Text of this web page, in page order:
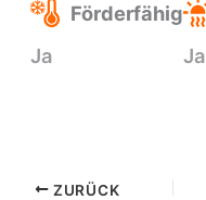
Förderfähig
Ja
Ja
ZURÜCK